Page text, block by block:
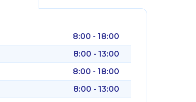
8:00 - 18:00
8:00 - 13:00
8:00 - 18:00
8:00 - 13:00